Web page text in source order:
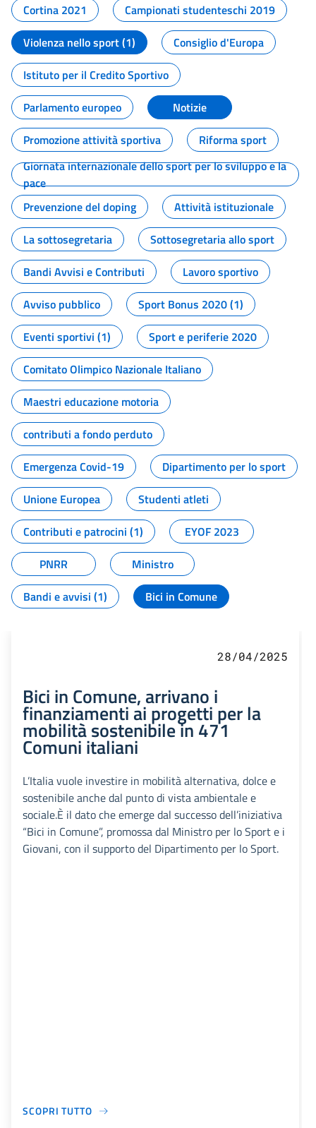
Cortina 2021
Campionati studenteschi 2019
Violenza nello sport (1)
Consiglio d'Europa
Istituto per il Credito Sportivo
Parlamento europeo
Notizie
Promozione attività sportiva
Riforma sport
Giornata internazionale dello sport per lo sviluppo e la
pace
Prevenzione del doping
Attività istituzionale
La sottosegretaria
Sottosegretaria allo sport
Bandi Avvisi e Contributi
Lavoro sportivo
Avviso pubblico
Sport Bonus 2020 (1)
Eventi sportivi (1)
Sport e periferie 2020
Comitato Olimpico Nazionale Italiano
Maestri educazione motoria
contributi a fondo perduto
Emergenza Covid-19
Dipartimento per lo sport
Unione Europea
Studenti atleti
Contributi e patrocini (1)
EYOF 2023
PNRR
Ministro
Bandi e avvisi (1)
Bici in Comune
28/04/2025
Bici in Comune, arrivano i
finanziamenti ai progetti per la
mobilità sostenibile in 471
Comuni italiani
L’Italia vuole investire in mobilità alternativa, dolce e
sostenibile anche dal punto di vista ambientale e
sociale.È il dato che emerge dal successo dell’iniziativa
“Bici in Comune”, promossa dal Ministro per lo Sport e i
Giovani, con il supporto del Dipartimento per lo Sport.
SCOPRI TUTTO